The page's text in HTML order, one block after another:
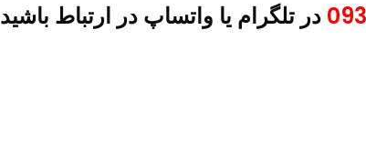
در تلگرام یا واتساپ در ارتباط باشید